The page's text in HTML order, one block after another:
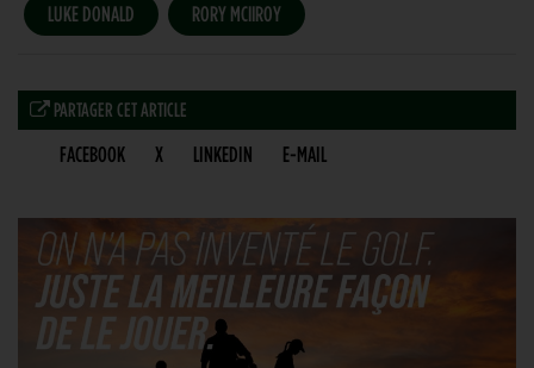
LUKE DONALD RORY MCIIROY
PARTAGER CET ARTICLE
FACEBOOK X LINKEDIN E-MAIL